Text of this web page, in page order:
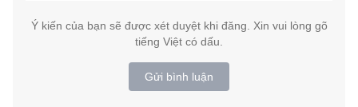
Ý kiến của bạn sẽ được xét duyệt khi đăng. Xin vui lòng gõ
tiếng Việt có dấu.
Gửi bình luận